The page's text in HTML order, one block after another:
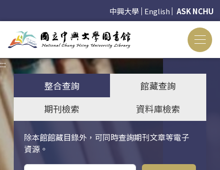
中興大學 English ASK NCHU
:::
整合查詢
館藏查詢
期刊檢索
資料庫檢索
除本館館藏目錄外，可同時查詢期刊文章等電子
資源。
關鍵字搜尋